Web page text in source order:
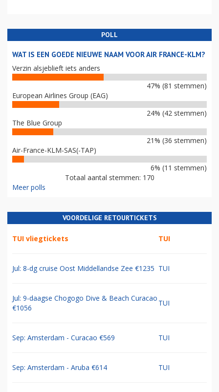
POLL
WAT IS EEN GOEDE NIEUWE NAAM VOOR AIR FRANCE-KLM?
Verzin alsjeblieft iets anders
47% (81 stemmen)
European Airlines Group (EAG)
24% (42 stemmen)
The Blue Group
21% (36 stemmen)
Air-France-KLM-SAS(-TAP)
6% (11 stemmen)
Totaal aantal stemmen: 170
Meer polls
VOORDELIGE RETOURTICKETS
TUI vliegtickets TUI
Jul: 8-dg cruise Oost Middellandse Zee €1235 TUI
Jul: 9-daagse Chogogo Dive & Beach Curacao
€1056
TUI
Sep: Amsterdam - Curacao €569 TUI
Sep: Amsterdam - Aruba €614 TUI